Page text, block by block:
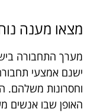
מצאו מענה
מערך התחבורה
ישנם אמצעי
וחסרונות משלהם.
האופן שבו אנשים